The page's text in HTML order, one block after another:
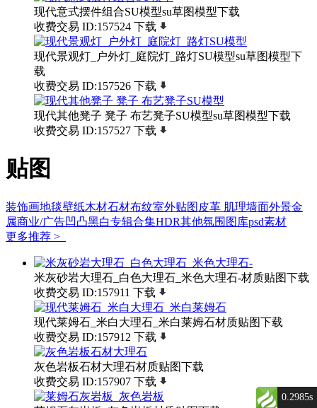
现代意式摆件组合SU模型su草图模型下载
收费交易 ID:157524 下载
现代景观灯_户外灯_庭院灯_路灯SU模型su草图模型下
载
收费交易 ID:157526 下载
现代其他凳子 凳子 布艺凳子SU模型su草图模型下载
收费交易 ID:157527 下载
贴图
装饰画地毯壁纸木材石材布纹室外贴图 皮革 肌理墙面外景金
属商业/广告凹凸黑白专辑合集HDR其他氛围图库psd素材
更多推荐 >
米灰砂岩大理石_白色大理石_米色大理石-材质贴图下载
收费交易 ID:157911 下载
现代莱姆石_米白大理石_米白莱姆石材质贴图下载
收费交易 ID:157912 下载
灰色岩板石材大理石材质贴图下载
收费交易 ID:157907 下载
0.2985s